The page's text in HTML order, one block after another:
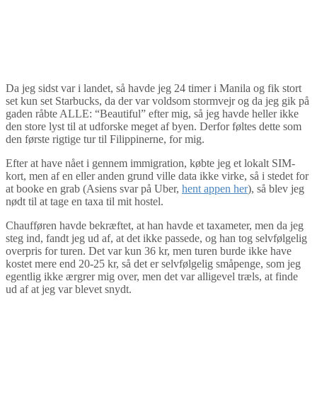
Da jeg sidst var i landet, så havde jeg 24 timer i Manila og fik stort
set kun set Starbucks, da der var voldsom stormvejr og da jeg gik på
gaden råbte ALLE: “Beautiful” efter mig, så jeg havde heller ikke
den store lyst til at udforske meget af byen. Derfor føltes dette som
den første rigtige tur til Filippinerne, for mig.
Efter at have nået i gennem immigration, købte jeg et lokalt SIM-
kort, men af en eller anden grund ville data ikke virke, så i stedet for
at booke en grab (Asiens svar på Uber, hent appen her), så blev jeg
nødt til at tage en taxa til mit hostel.
Chaufføren havde bekræftet, at han havde et taxameter, men da jeg
steg ind, fandt jeg ud af, at det ikke passede, og han tog selvfølgelig
overpris for turen. Det var kun 36 kr, men turen burde ikke have
kostet mere end 20-25 kr, så det er selvfølgelig småpenge, som jeg
egentlig ikke ærgrer mig over, men det var alligevel træls, at finde
ud af at jeg var blevet snydt.